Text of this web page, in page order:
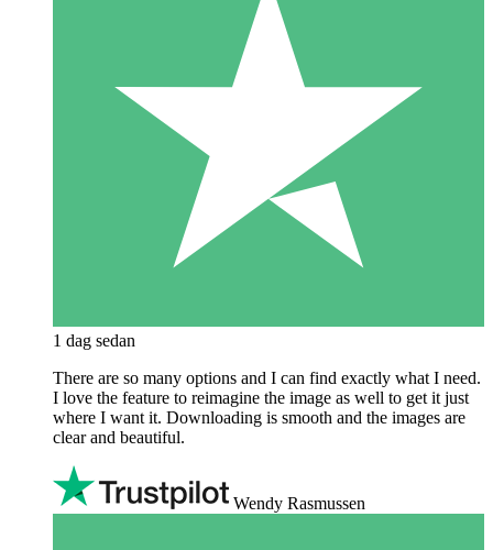
1 dag sedan
There are so many options and I can find exactly what I need.
I love the feature to reimagine the image as well to get it just
where I want it. Downloading is smooth and the images are
clear and beautiful.
Wendy Rasmussen